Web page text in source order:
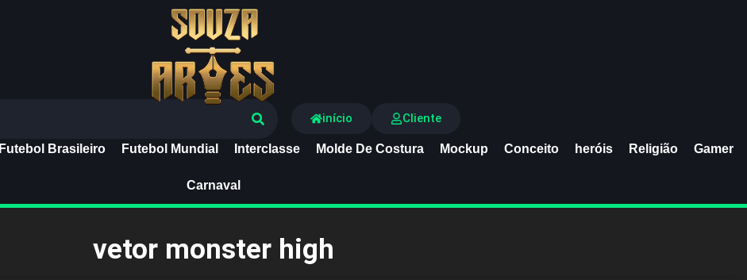
Futebol Brasileiro Futebol Mundial Interclasse Molde De Costura Mockup Conceito heróis Religião Gamer
Carnaval
início Cliente
vetor monster high